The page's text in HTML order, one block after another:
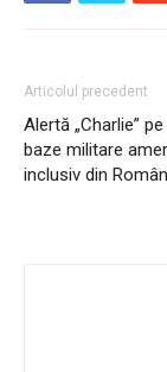
Articolul precedent
Alertă „Charlie”
baze militare
inclusiv din